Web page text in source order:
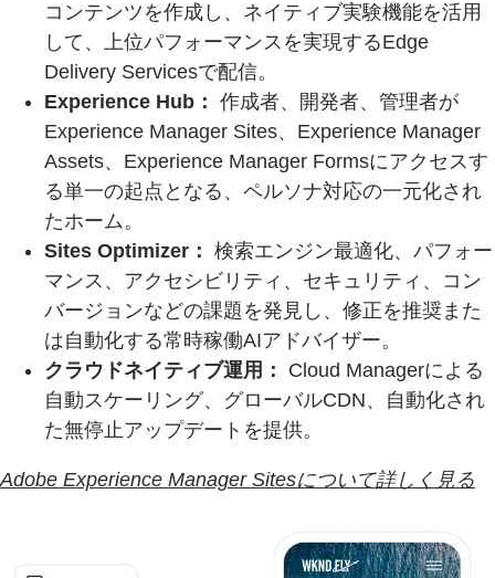
コンテンツを作成し、ネイティブ実験機能を活用
して、上位パフォーマンスを実現するEdge
Delivery Servicesで配信。
Experience Hub： 作成者、開発者、管理者が
Experience Manager Sites、Experience Manager
Assets、Experience Manager Formsにアクセスす
る単一の起点となる、ペルソナ対応の一元化され
たホーム。
Sites Optimizer： 検索エンジン最適化、パフォー
マンス、アクセシビリティ、セキュリティ、コン
バージョンなどの課題を発見し、修正を推奨また
は自動化する常時稼働AIアドバイザー。
クラウドネイティブ運用：
Cloud Managerによる
自動スケーリング、グローバルCDN、自動化され
た無停止アップデートを提供。
Adobe Experience Manager Sitesについて詳しく見る